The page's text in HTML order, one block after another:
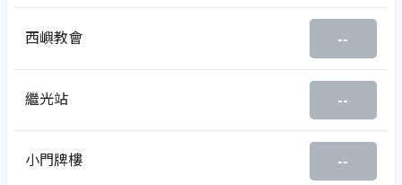
西嶼教會 --
繼光站 --
小門牌樓 --